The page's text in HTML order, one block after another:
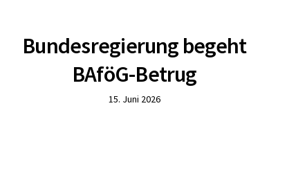
Bundesregierung begeht
BAföG-Betrug
15. Juni 2026